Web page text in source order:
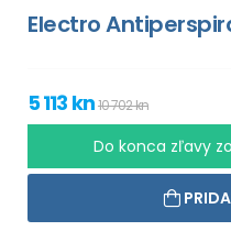
Electro
5 113 kn10 702 kn
Do konca zľavy